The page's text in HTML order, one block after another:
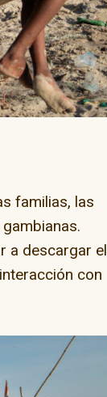
familias, las
a descargar el
con